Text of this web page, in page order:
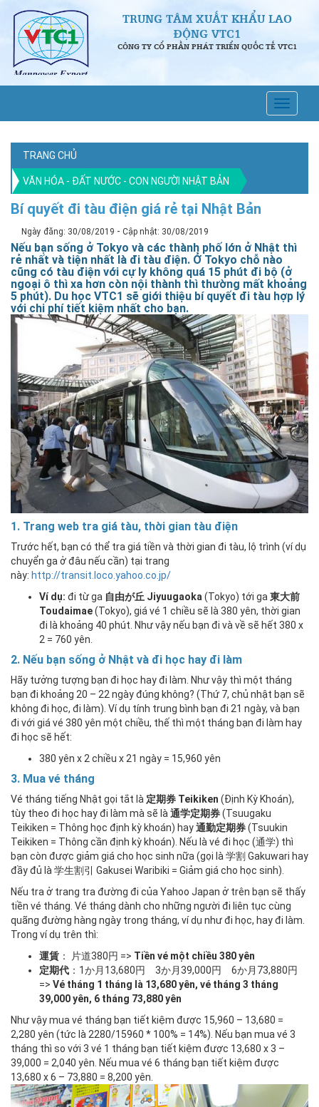
TRUNG TÂM XUẤT KHẨU LAO
ĐỘNG VTC1
CÔNG TY CỔ PHẦN PHÁT TRIỂN QUỐC TẾ VTC1
TRANG CHỦ
VĂN HÓA - ĐẤT NƯỚC - CON NGƯỜI NHẬT BẢN
Bí quyết đi tàu điện giá rẻ tại Nhật Bản
Ngày đăng: 30/08/2019 - Cập nhật: 30/08/2019
Nếu bạn sống ở Tokyo và các thành phố lớn ở Nhật thì
rẻ nhất và tiện nhất là đi tàu điện. Ở Tokyo chỗ nào
cũng có tàu điện với cự ly không quá 15 phút đi bộ (ở
ngoại ô thì xa hơn còn nội thành thì thường mất khoảng
5 phút). Du học VTC1 sẽ giới thiệu bí quyết đi tàu hợp lý
với chi phí tiết kiệm nhất cho bạn.
1. Trang web tra giá tàu, thời gian tàu điện
Trước hết, bạn có thể tra giá tiền và thời gian đi tàu, lộ trình (ví dụ
chuyển ga ở đâu nếu cần) tại trang
này: http://transit.loco.yahoo.co.jp/
Ví dụ: đi từ ga 自由が丘 Jiyuugaoka (Tokyo) tới ga 東大前
Toudaimae(Tokyo), giá vé 1 chiều sẽ là 380 yên, thời gian
đi là khoảng 40 phút. Như vậy nếu bạn đi và về sẽ hết 380 x
2 = 760 yên.
2. Nếu bạn sống ở Nhật và đi học hay đi làm
Hãy tưởng tượng bạn đi học hay đi làm. Như vậy thì một tháng
bạn đi khoảng 20 – 22 ngày đúng không? (Thứ 7, chủ nhật bạn sẽ
không đi học, đi làm). Ví dụ tính trung bình bạn đi 21 ngày, và bạn
đi với giá vé 380 yên một chiều, thế thì một tháng bạn đi làm hay
đi học sẽ hết:
380 yên x 2 chiều x 21 ngày = 15,960 yên
3. Mua vé tháng
Vé tháng tiếng Nhật gọi tắt là 定期券 Teikiken (Định Kỳ Khoán),
tùy theo đi học hay đi làm mà sẽ là 通学定期券(Tsuugaku
Teikiken = Thông học định kỳ khoán) hay通勤定期券(Tsuukin
Teikiken = Thông cần định kỳ khoán). Nếu là vé đi học (通学) thì
bạn còn được giảm giá cho học sinh nữa (gọi là 学割 Gakuwari hay
đầy đủ là 学生割引 Gakusei Waribiki = Giảm giá cho học sinh).
Nếu tra ở trang tra đường đi của Yahoo Japan ở trên bạn sẽ thấy
tiền vé tháng. Vé tháng dành cho những người đi liên tục cùng
quãng đường hàng ngày trong tháng, ví dụ như đi học, hay đi làm.
Trong ví dụ trên thì:
運賃 ： 片道380円 => Tiền vé một chiều 380 yên
定期代 ：1か月13,680円 3か月39,000円 6か月73,880円
=> Vé tháng 1 tháng là 13,680 yên, vé tháng 3 tháng
39,000 yên, 6 tháng 73,880 yên
Như vậy mua vé tháng bạn tiết kiệm được 15,960 – 13,680 =
2,280 yên (tức là 2280/15960 * 100% = 14%). Nếu bạn mua vé 3
tháng thì so với 3 vé 1 tháng bạn tiết kiệm được 13,680 x 3 –
39,000 = 2,040 yên. Nếu mua vé 6 tháng bạn tiết kiệm được
13,680 x 6 – 73,880 = 8,200 yên.